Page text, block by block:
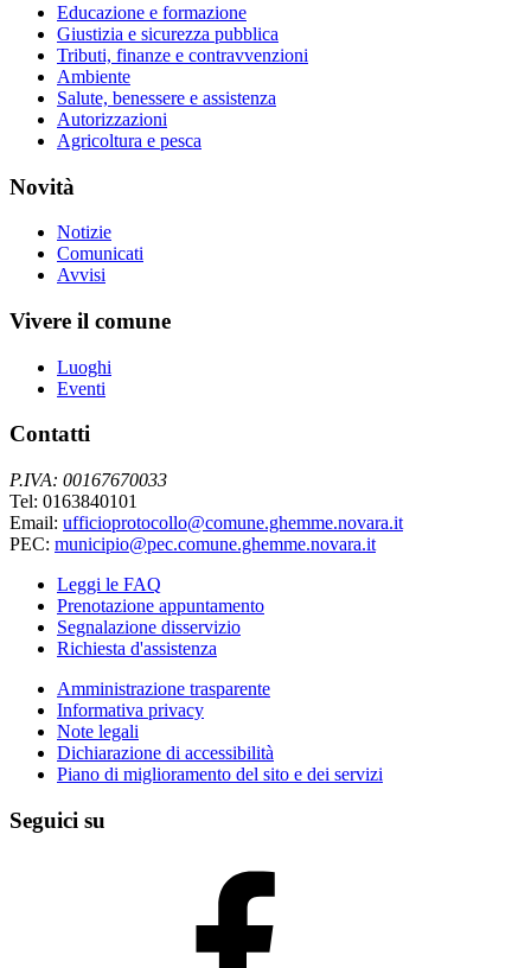
Educazione e formazione
Giustizia e sicurezza pubblica
Tributi, finanze e contravvenzioni
Ambiente
Salute, benessere e assistenza
Autorizzazioni
Agricoltura e pesca
Novità
Notizie
Comunicati
Avvisi
Vivere il comune
Luoghi
Eventi
Contatti
P.IVA: 00167670033
Tel: 0163840101
Email: ufficioprotocollo@comune.ghemme.novara.it
PEC: municipio@pec.comune.ghemme.novara.it
Leggi le FAQ
Prenotazione appuntamento
Segnalazione disservizio
Richiesta d'assistenza
Amministrazione trasparente
Informativa privacy
Note legali
Dichiarazione di accessibilità
Piano di miglioramento del sito e dei servizi
Seguici su